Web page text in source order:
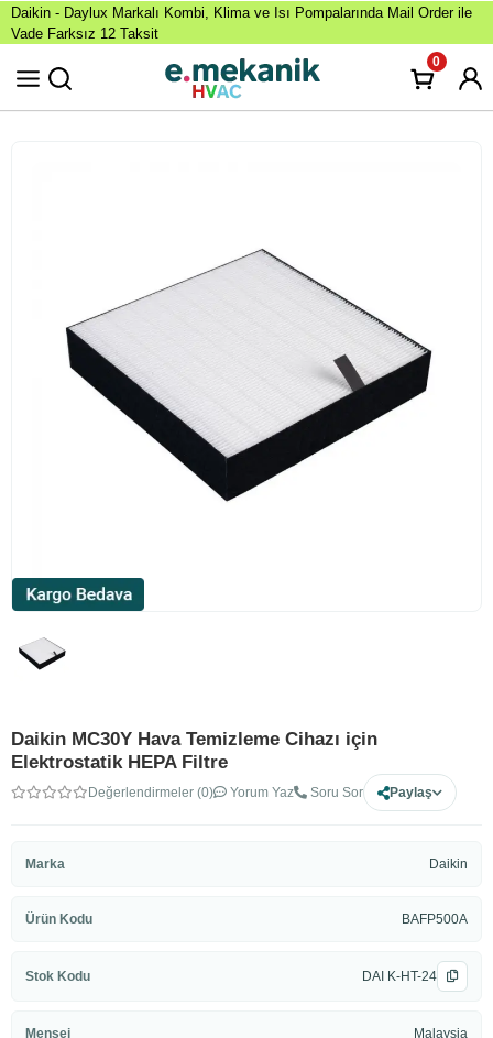
Daikin - Daylux Markalı Kombi, Klima ve Isı Pompalarında Mail Order ile
Vade Farksız 12 Taksit
0
Daikin MC30Y Hava Temizleme Cihazı için
Elektrostatik HEPA Filtre
Değerlendirmeler (0) Yorum Yaz Soru Sor Paylaş
Marka Daikin
Ürün Kodu BAFP500A
Stok Kodu DAI K-HT-24
Menşei Malaysia